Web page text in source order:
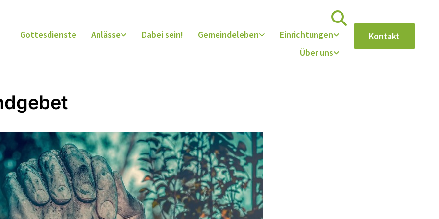
Gottesdienste Anlässe Dabei sein! Gemeindeleben
Einrichtungen
Über uns
Kontakt